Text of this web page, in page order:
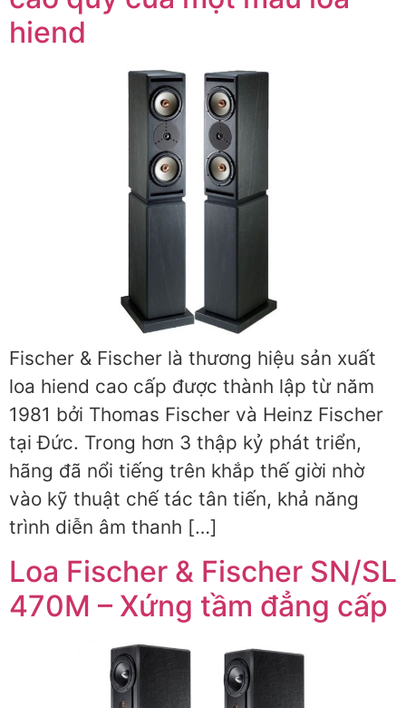
hiend
Fischer & Fischer là thương hiệu sản xuất
loa hiend cao cấp được thành lập từ năm
1981 bởi Thomas Fischer và Heinz Fischer
tại Đức. Trong hơn 3 thập kỷ phát triển,
hãng đã nổi tiếng trên khắp thế giời nhờ
vào kỹ thuật chế tác tân tiến, khả năng
trình diễn âm thanh […]
Loa Fischer & Fischer SN/SL
470M – Xứng tầm đẳng cấp